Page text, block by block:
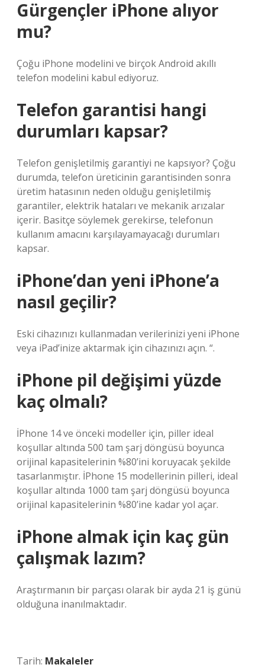
Gürgençler iPhone alıyor
mu?
Çoğu iPhone modelini ve birçok Android akıllı
telefon modelini kabul ediyoruz.
Telefon garantisi hangi
durumları kapsar?
Telefon genişletilmiş garantiyi ne kapsıyor? Çoğu
durumda, telefon üreticinin garantisinden sonra
üretim hatasının neden olduğu genişletilmiş
garantiler, elektrik hataları ve mekanik arızalar
içerir. Basitçe söylemek gerekirse, telefonun
kullanım amacını karşılayamayacağı durumları
kapsar.
iPhone’dan yeni iPhone’a
nasıl geçilir?
Eski cihazınızı kullanmadan verilerinizi yeni iPhone
veya iPad’inize aktarmak için cihazınızı açın. “.
iPhone pil değişimi yüzde
kaç olmalı?
İPhone 14 ve önceki modeller için, piller ideal
koşullar altında 500 tam şarj döngüsü boyunca
orijinal kapasitelerinin %80’ini koruyacak şekilde
tasarlanmıştır. İPhone 15 modellerinin pilleri, ideal
koşullar altında 1000 tam şarj döngüsü boyunca
orijinal kapasitelerinin %80’ine kadar yol açar.
iPhone almak için kaç gün
çalışmak lazım?
Araştırmanın bir parçası olarak bir ayda 21 iş günü
olduğuna inanılmaktadır.
Tarih: Makaleler